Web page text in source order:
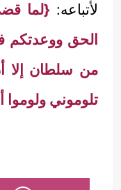
لأتباعه: {لما
الحق ووعدتكم
من سلطان إلا
تلوموني